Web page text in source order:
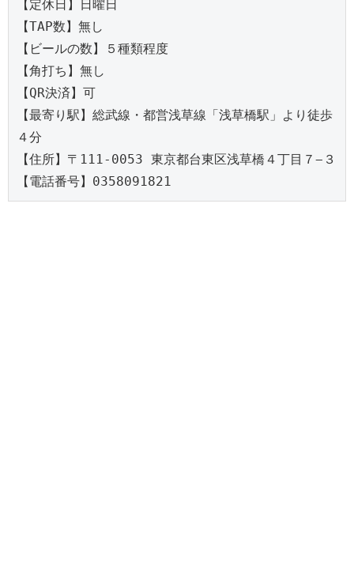
【定休日】日曜日
【TAP数】無し
【ビールの数】５種類程度
【角打ち】無し
【QR決済】可
【最寄り駅】総武線・都営浅草線「浅草橋駅」より徒歩
４分
【住所】〒111-0053 東京都台東区浅草橋４丁目７−３
【電話番号】0358091821